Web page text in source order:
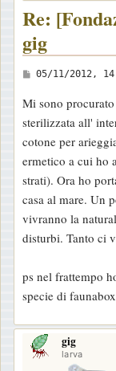
Re:
gig
M
s
s
a
g
g
i
o
05/11/2012,
Mi sono
sterilizzata all'
cotone per
ermetico a cui ho
strati). Ora ho
casa al mare. Un
vivranno la
disturbi. Tanto ci
ps nel frattempo
specie di
gig
larva